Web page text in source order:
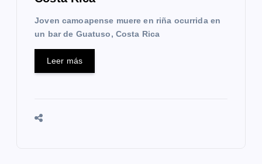
Joven camoapense muere en riña ocurrida en
un bar de Guatuso, Costa Rica
Leer más